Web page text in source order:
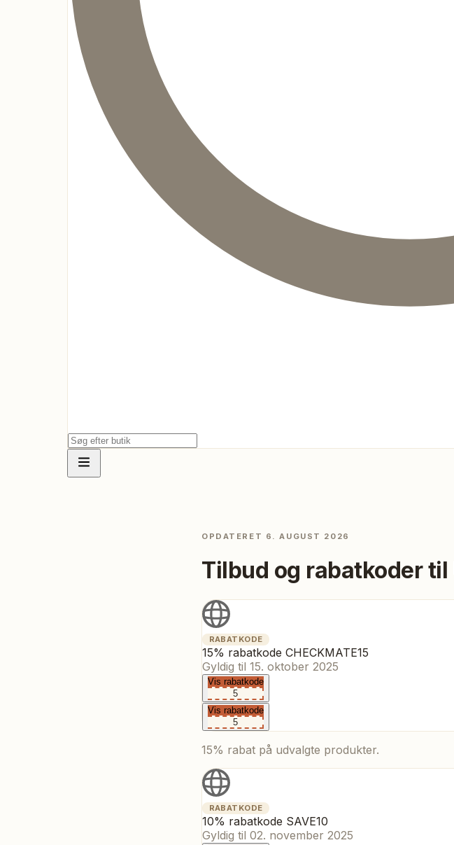
OPDATERET 6. AUGUST 2026
Tilbud og rabatkoder til
RABATKODE
15% rabatkode CHECKMATE15
Gyldig til 15. oktober 2025
Vis rabatkode
5
Vis rabatkode
5
15% rabat på udvalgte produkter.
RABATKODE
10% rabatkode SAVE10
Gyldig til 02. november 2025